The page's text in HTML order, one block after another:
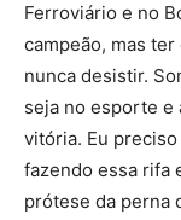
Ferroviário e no
campeão, mas
nunca desistir.
seja no esporte e
vitória. Eu
fazendo essa rifa
prótese da perna